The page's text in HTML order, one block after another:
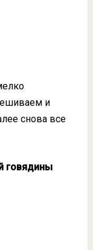
и
снова все
говядины